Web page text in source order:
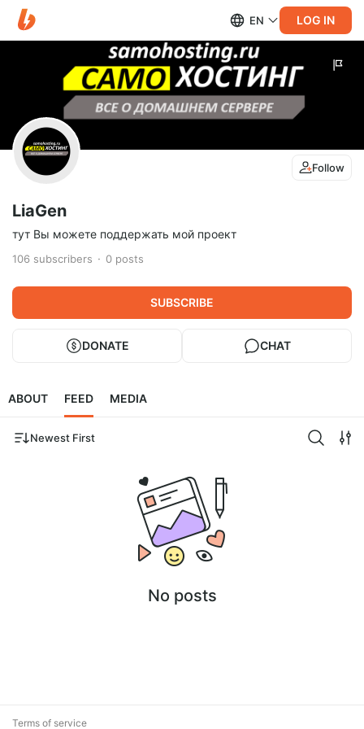
EN LOG IN
Follow
LiaGen
тут Вы можете поддержать мой проект
106 subscribers 0 posts
SUBSCRIBE
DONATE CHAT
ABOUT FEED MEDIA
Newest First
No posts
Terms of service